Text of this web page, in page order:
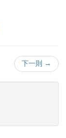
下一則 →